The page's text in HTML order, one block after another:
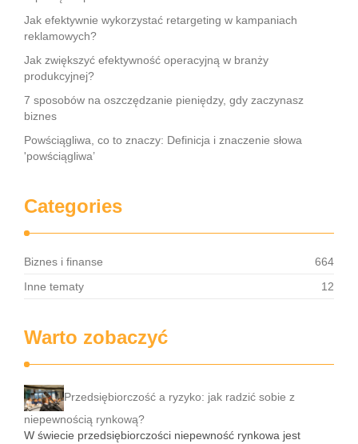
Jak efektywnie wykorzystać retargeting w kampaniach
reklamowych?
Jak zwiększyć efektywność operacyjną w branży
produkcyjnej?
7 sposobów na oszczędzanie pieniędzy, gdy zaczynasz
biznes
Powściągliwa, co to znaczy: Definicja i znaczenie słowa
'powściągliwa’
Categories
Biznes i finanse
664
Inne tematy
12
Warto zobaczyć
Przedsiębiorczość a ryzyko: jak radzić sobie z
niepewnością rynkową?
W świecie przedsiębiorczości niepewność rynkowa jest